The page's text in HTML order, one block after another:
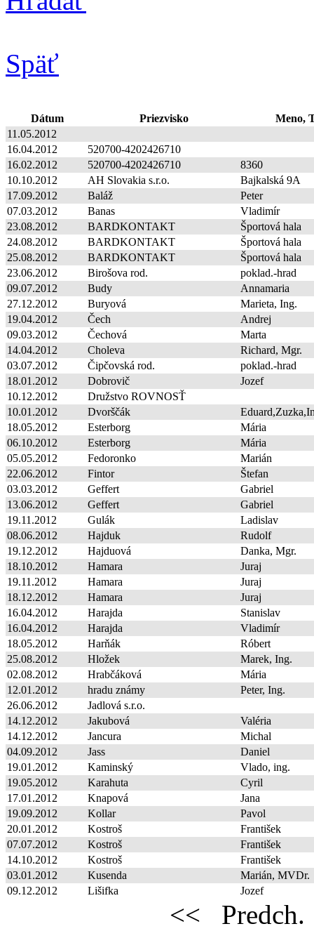
Späť
Dátum Priezvisko
Meno,
11.05.2012
16.04.2012
520700-4202426710
16.02.2012
520700-4202426710
8360
10.10.2012
AH Slovakia s.r.o.
Bajkalská 9A
17.09.2012
Baláž
Peter
07.03.2012
Banas
Vladimír
23.08.2012
BARDKONTAKT
Športová hala
24.08.2012
BARDKONTAKT
Športová hala
25.08.2012
BARDKONTAKT
Športová hala
23.06.2012
Birošova rod.
poklad.-hrad
09.07.2012
Budy
Annamaria
27.12.2012
Buryová
Marieta, Ing.
19.04.2012
Čech
Andrej
09.03.2012
Čechová
Marta
14.04.2012
Choleva
Richard, Mgr.
03.07.2012
Čipčovská rod.
poklad.-hrad
18.01.2012
Dobrovič
Jozef
10.12.2012
Družstvo ROVNOSŤ
10.01.2012
Dvorščák
18.05.2012
Esterborg
Mária
06.10.2012
Esterborg
Mária
05.05.2012
Fedoronko
Marián
22.06.2012
Fintor
Štefan
03.03.2012
Geffert
Gabriel
13.06.2012
Geffert
Gabriel
19.11.2012
Gulák
Ladislav
08.06.2012
Hajduk
Rudolf
19.12.2012
Hajduová
Danka, Mgr.
18.10.2012
Hamara
Juraj
19.11.2012
Hamara
Juraj
18.12.2012
Hamara
Juraj
16.04.2012
Harajda
Stanislav
16.04.2012
Harajda
Vladimír
18.05.2012
Harňák
Róbert
25.08.2012
Hložek
Marek, Ing.
02.08.2012
Hrabčáková
Mária
12.01.2012
hradu známy
Peter, Ing.
26.06.2012
Jadlová s.r.o.
14.12.2012
Jakubová
Valéria
14.12.2012
Jancura
Michal
04.09.2012
Jass
Daniel
19.01.2012
Kaminský
Vlado, ing.
19.05.2012
Karahuta
Cyril
17.01.2012
Knapová
Jana
19.09.2012
Kollar
Pavol
20.01.2012
Kostroš
František
07.07.2012
Kostroš
František
14.10.2012
Kostroš
František
03.01.2012
Kusenda
Marián, MVDr.
09.12.2012
Lišifka Jozef
<< Predch.